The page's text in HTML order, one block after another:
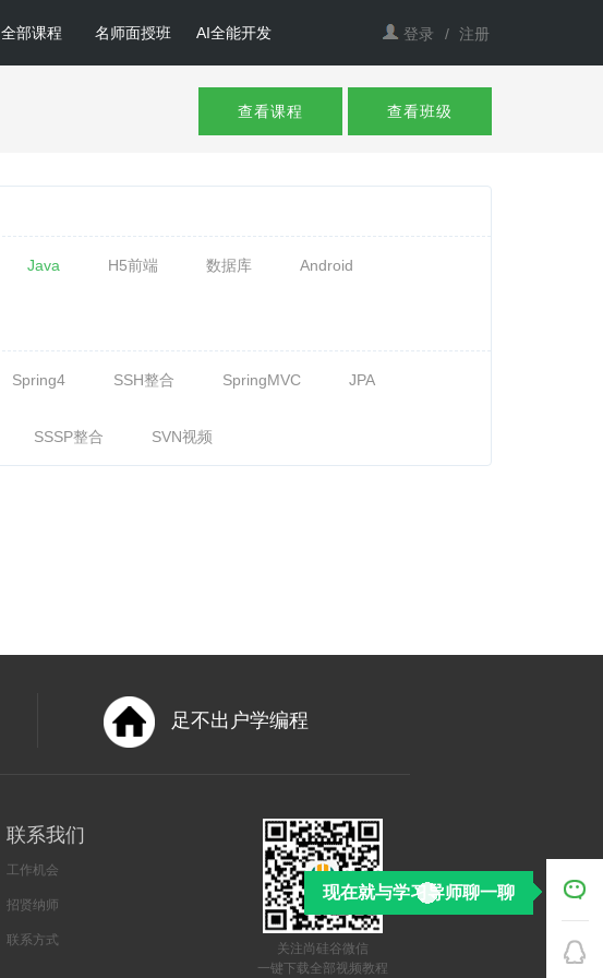
全部课程 名师面授班 AI全能开发 登录 / 注册
查看课程 查看班级
Java H5前端 数据库 Android
Spring4 SSH整合 SpringMVC JPA
SSSP整合 SVN视频
足不出户学编程
联系我们
工作机会
招贤纳师
联系方式
关注尚硅谷微信
一键下载全部视频教程
现在就与学习导师聊一聊